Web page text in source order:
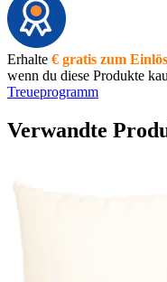
Erhalte € gratis zum
wenn du diese Produkte
Treueprogramm
Verwandte